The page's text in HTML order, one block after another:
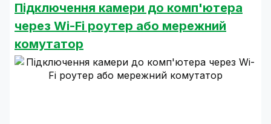
Підключення камери до комп'ютера
через Wi-Fi роутер або мережний
комутатор